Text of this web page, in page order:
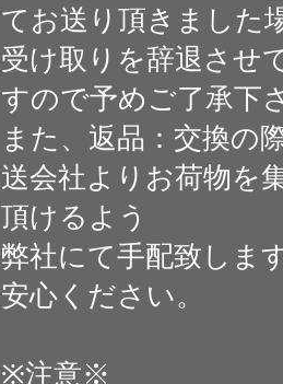
てお送り頂きました
受け取りを辞退させ
すので予めご了承下
また、返品：交換の
送会社よりお荷物を
頂けるよう
弊社にて手配致しま
安心ください。
※注意※